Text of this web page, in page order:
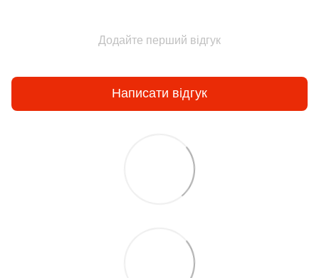
Додайте перший відгук
Написати відгук